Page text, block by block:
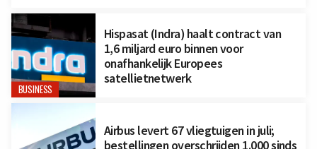
BUSINESS
Hispasat (Indra) haalt contract van
1,6 miljard euro binnen voor
onafhankelijk Europees
satellietnetwerk
Airbus levert 67 vliegtuigen in juli;
bestellingen overschrijden 1.000 sinds